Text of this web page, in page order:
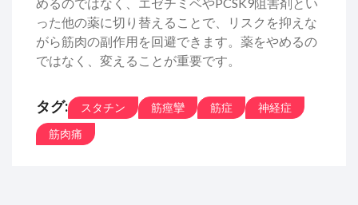
った他の薬に切り替えることで、リスクを抑えな
がら筋肉の副作用を回避できます。薬をやめるの
ではなく、変えることが重要です。
タグ: スタチン 筋痙攣 筋症
神経症
筋肉痛